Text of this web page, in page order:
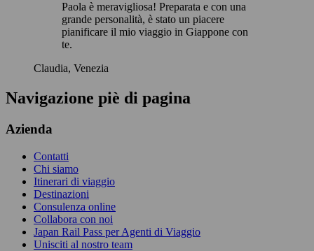
Paola è meravigliosa! Preparata e con una
grande personalità, è stato un piacere
pianificare il mio viaggio in Giappone con
te.
Claudia, Venezia
Navigazione piè di pagina
Azienda
Contatti
Chi siamo
Itinerari di viaggio
Destinazioni
Consulenza online
Collabora con noi
Japan Rail Pass per Agenti di Viaggio
Unisciti al nostro team